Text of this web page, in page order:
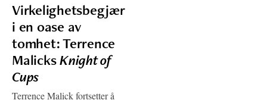
Virkelighetsbegjær
i en oase av
tomhet: Terrence
MalicksKnight of
Cups
Terrence Malick fortsetter å